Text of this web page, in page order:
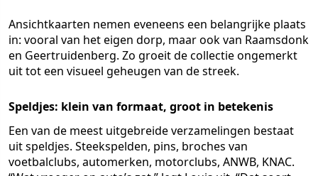
Ansichtkaarten nemen eveneens een belangrijke plaats
in: vooral van het eigen dorp, maar ook van Raamsdonk
en Geertruidenberg. Zo groeit de collectie ongemerkt
uit tot een visueel geheugen van de streek.
Speldjes: klein van formaat, groot in betekenis
Een van de meest uitgebreide verzamelingen bestaat
uit speldjes. Steekspelden, pins, broches van
voetbalclubs, automerken, motorclubs, ANWB, KNAC.